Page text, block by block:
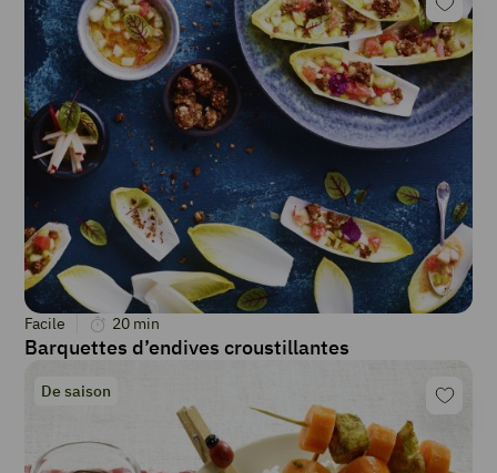
Facile 20 min
Barquettes d’endives croustillantes
De saison